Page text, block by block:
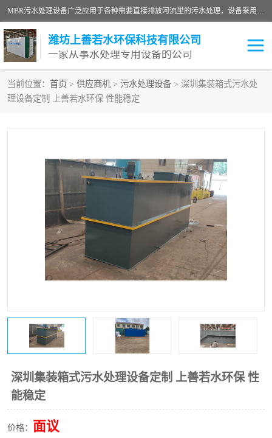
MBR污水处理设备广泛应用于各种需要直接排放河流里的污水处理，设备采用膜生物反应器（Membrane Bioreactor,简称MBR〕技术，取代了传统工艺中的二沉池，它可以*地进行固液分离，得到直接使用的稳定中水，又可在生物池内维持高浓度的微生物量，工艺剩余污泥少，极有效地去除氨氮，出水悬浮物和浊度接近于零，出水中细菌和病毒被大幅度去除，能耗低，占地面积小。
潍坊上善若水环保科技有限公司
一家从事水处理专用设备的公司
当前位置： 首页 > 供应商机 > 污水处理设备 > 深圳集装箱式污水处
理设备定制 上善若水环保 性能稳定
深圳集装箱式污水处理设备定制 上善若水环保 性
能稳定
价格： 面议
污水处理设备
洗涤污水处理设备 实验室污水处理设备
诊所门诊污水处理设备 臭氧消毒设备
养殖污水处理设备 屠宰污水处理设备
一体化污水处理设备 食品制造业污水处理设备
医院辐射污水衰变池